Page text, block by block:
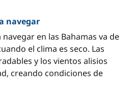
navegar
en las Bahamas va de
el clima es seco. Las
y los vientos alisios
creando condiciones de